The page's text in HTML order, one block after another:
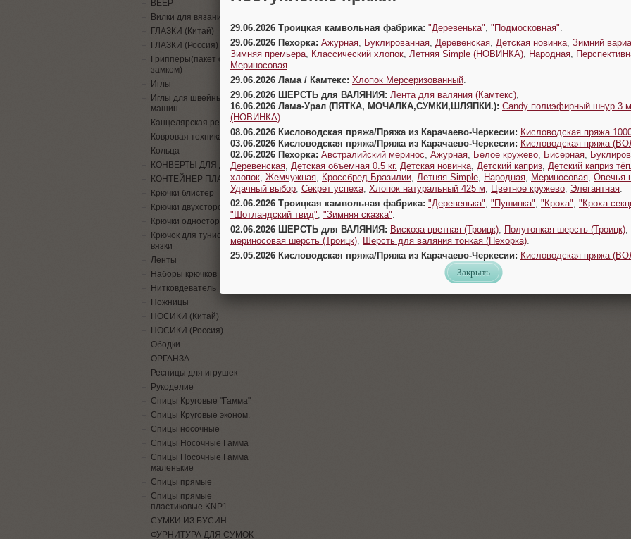
ВЕЕР
Вилки для вязания
ГЛАЗКИ (Китай)
ГЛАЗКИ (Россия)
Грипперы(пакет с
замком)
Иглы
Иглы для швейных
машин
Канцелярская резинка
Ковровая техника
Кольца
КОНВЕРТЫ ДЛЯ ДЕНЕГ
КОНТЕЙНЕР ПЛАСТИК
Крючки блистер
Крючки двухсторонние
Крючки односторонние
Крючок для тунисской
вязки
Ленты
Наборы крючков
Нитковдеватель
Ножницы
НОСИКИ (Китай)
НОСИКИ (Россия)
Ободки
ОРГАНЗА
Ресницы для игрушек
Рукоделие
Спицы Круговые "Гамма"
Спицы Круговые эконом.
Спицы носочные
Спицы Носочные Гамма
Спицы Носочные Гамма
маленькие
Спицы прямые
Спицы прямые
пластиковые KNP1
СУМКИ ИЗ БУСИН
ФУРНИТУРА ДЛЯ СУМОК
29.06.2026 Троицкая камвольная фабрика: "Деревенька" "Подмосковная"
29.06.2026 Пехорка: Ажурная Буклированная Деревенская Детская новинка Зимний
Зимняя премьера
Классический хлопок Летняя Simple (НОВИНКА) Народная
Мериносовая
29.06.2026 Лама / Камтекс: Хлопок Мерсеризованный
29.06.2026 ШЕРСТЬ для ВАЛЯНИЯ: Лента для валяния (Камтекс)
16.06.2026 Лама-Урал (ПЯТКА, МОЧАЛКА,СУМКИ,ШЛЯПКИ.): Candy полиэфирный шнур 3
(НОВИНКА)
08.06.2026 Кисловодская пряжа/Пряжа из Карачаево-Черкесии: Кисловодская пряжа
03.06.2026 Кисловодская пряжа/Пряжа из Карачаево-Черкесии: Кисловодская пряжа
02.06.2026 Пехорка: Австралийский меринос Ажурная Белое кружево Бисерная
Деревенская Детская объемная 0.5 кг. Детская новинка Детский каприз Детский каприз
хлопок Жемчужная Кроссбред Бразилии Летняя Simple Народная Мериносовая Овечья
Удачный выбор Секрет успеха Хлопок натуральный 425 м Цветное кружево Элегантная
02.06.2026 Троицкая камвольная фабрика: "Деревенька" "Пушинка" "Кроха" "Кроха
"Шотландский твид" "Зимняя сказка"
02.06.2026 ШЕРСТЬ для ВАЛЯНИЯ: Вискоза цветная (Троицк) Полутонкая шерсть (Троицк)
мериносовая шерсть (Троицк)
Шерсть для валяния тонкая (Пехорка)
25.05.2026 Кисловодская пряжа/Пряжа из Карачаево-Черкесии: Кисловодская пряжа
Закрыть